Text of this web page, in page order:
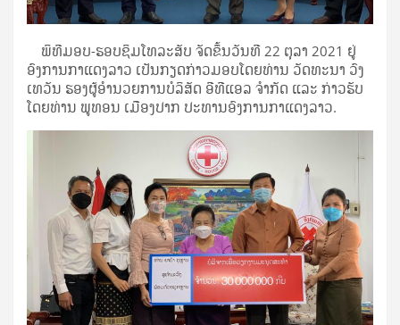
ພິທີມອບ-ຮອບຊິມໂທລະສັບ ຈັດຂຶ້ນວັນທີ 22 ຕຸລາ 2021 ຢູ່
ອົງການກາແດງລາວ ເປັນກຽດກ່າວມອບໂດຍທ່ານ ວັດທະນາ ວົງ
ເທວັນ ຮອງຜູ້ອຳນວຍການບໍລິສັດ ອີທີແອລ ຈຳກັດ ແລະ ກ່າວຮັບ
ໂດຍທ່ານ ພູທອນ ເມືອງປາກ ປະທານອົງການກາແດງລາວ.